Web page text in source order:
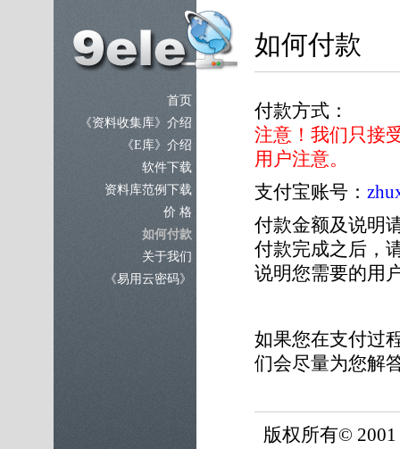
首页
《资料收集库》介绍
《E库》介绍
软件下载
资料库范例下载
价 格
如何付款
关于我们
《易用云密码》
如何付款
付款方式：
注意！我们只接
用户注意。
支付宝账号：
付款金额及说明
付款完成之后，
说明您需要的用
如果您在支付过
们会尽量为您解
版权所有©